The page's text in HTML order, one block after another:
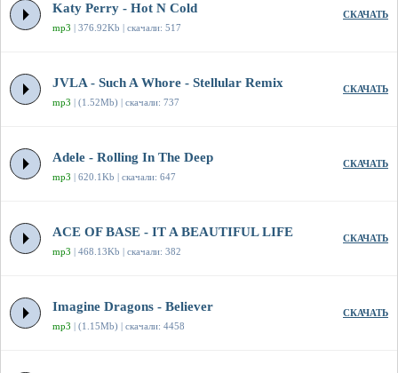
Katy Perry - Hot N Cold
mp3 | 376.92Kb | скачали: 517
СКАЧАТЬ
JVLA - Such A Whore - Stellular Remix
mp3 | (1.52Mb) | скачали: 737
СКАЧАТЬ
Adele - Rolling In The Deep
mp3 | 620.1Kb | скачали: 647
СКАЧАТЬ
ACE OF BASE - IT A BEAUTIFUL LIFE
mp3 | 468.13Kb | скачали: 382
СКАЧАТЬ
Imagine Dragons - Believer
mp3 | (1.15Mb) | скачали: 4458
СКАЧАТЬ